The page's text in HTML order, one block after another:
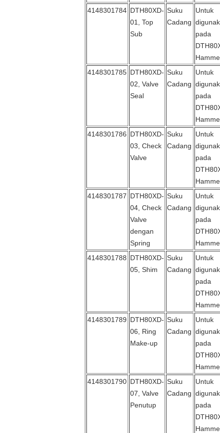
4148301784 DTH80XD-
01, Top
Sub
Suku
Cadang
Untuk
pada
4148301785 DTH80XD-
02, Valve
Seal
Suku
Cadang
Untuk
pada
4148301786 DTH80XD-
03, Check
Valve
Suku
Cadang
Untuk
pada
4148301787 DTH80XD-
04, Check
Valve
dengan
Spring
Suku
Cadang
Untuk
pada
4148301788 DTH80XD-
05, Shim
Suku
Cadang
Untuk
pada
4148301789 DTH80XD-
06, Ring
Make-up
Suku
Cadang
Untuk
pada
4148301790 DTH80XD-
07, Valve
Penutup
Suku
Cadang
Untuk
pada